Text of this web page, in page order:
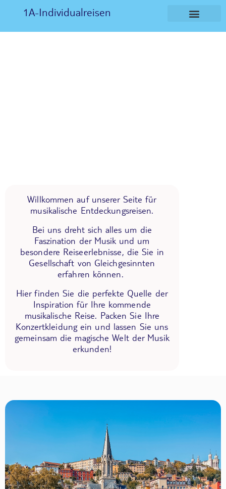
1A-Individualreisen
Willkommen auf unserer Seite für
musikalische Entdeckungsreisen.
Bei uns dreht sich alles um die
Faszination der Musik und um
besondere Reiseerlebnisse, die Sie in
Gesellschaft von Gleichgesinnten
erfahren können.
Hier finden Sie die perfekte Quelle der
Inspiration für Ihre kommende
musikalische Reise. Packen Sie Ihre
Konzertkleidung ein und lassen Sie uns
gemeinsam die magische Welt der Musik
erkunden!